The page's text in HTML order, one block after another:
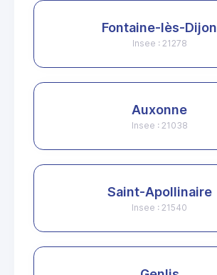
Fontaine-lès-Dijon
Insee : 21278
Auxonne
Insee : 21038
Saint-Apollinaire
Insee : 21540